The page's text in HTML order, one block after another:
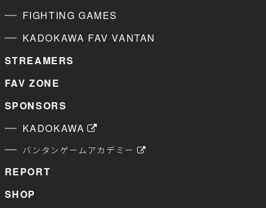
FIGHTING GAMES
KADOKAWA FAV VANTAN
STREAMERS
FAV ZONE
SPONSORS
KADOKAWA
バンタンゲームアカデミー
REPORT
SHOP